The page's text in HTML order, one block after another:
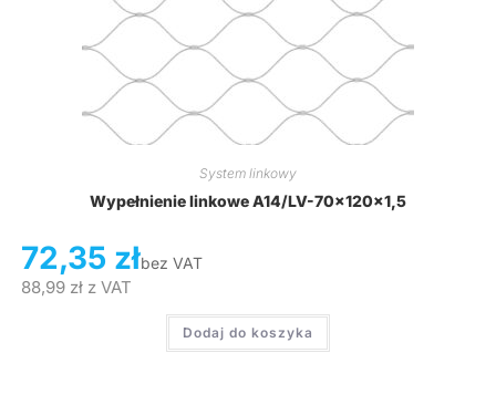
System linkowy
Wypełnienie linkowe A14/LV-70x120x1,5
72,35 złbez VAT
88,99 złz VAT
Dodaj do koszyka